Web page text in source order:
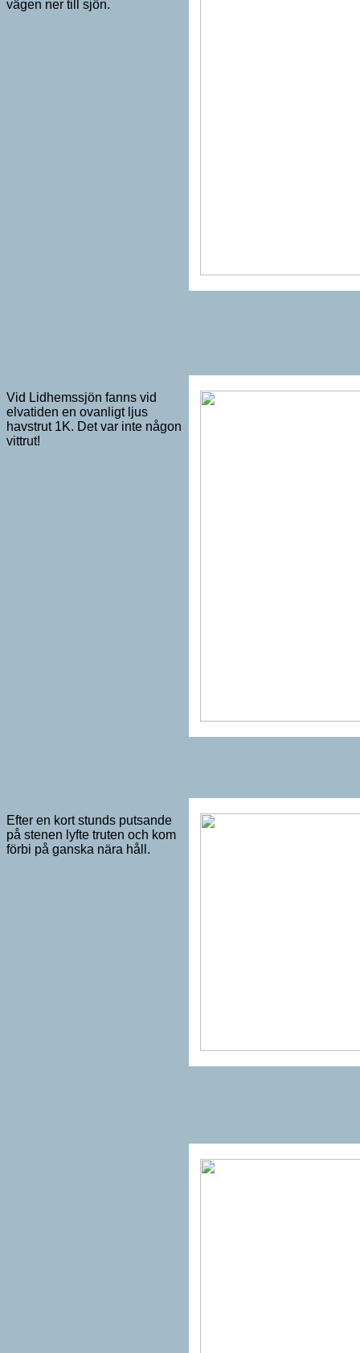
vägen ner till sjön.
Vid Lidhemssjön fanns vid
elvatiden en ovanligt ljus
havstrut 1K. Det var inte någon
vittrut!
Efter en kort stunds putsande
på stenen lyfte truten och kom
förbi på ganska nära håll.